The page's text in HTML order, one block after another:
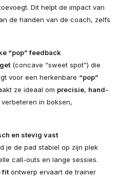
Dit helpt de impact van
de handen van de coach, zelfs
“pop” feedback
(concave “sweet spot”) die
voor een herkenbare “pop”
ze ideaal om precisie, hand-
in boksen,
en stevig vast
je de pad stabiel op zijn plek
call-outs en lange sessies.
fitontwerp ervaart de trainer